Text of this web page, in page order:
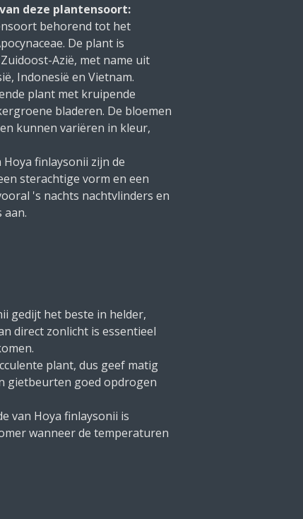
deze plantensoort:
behorend tot het
De plant is
Azië, met name uit
Indonesië en Vietnam.
plant met kruipende
bladeren. De bloemen
kunnen variëren in kleur,
finlaysonii zijn de
sterachtige vorm en een
's nachts nachtvlinders en
aan.
gedijt het beste in helder,
direct zonlicht is essentieel
plant, dus geef matig
gietbeurten goed opdrogen
van Hoya finlaysonii is
wanneer de temperaturen